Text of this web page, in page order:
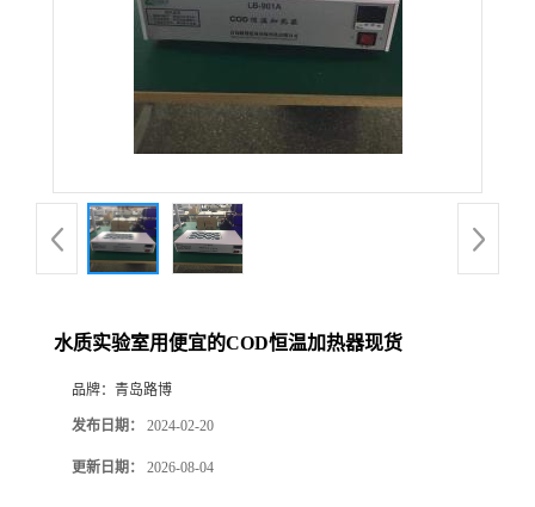
品
厅
水质实验室用便宜的COD恒温加热器现货
品牌： 青岛路博
发布日期： 2024-02-20
更新日期： 2026-08-04